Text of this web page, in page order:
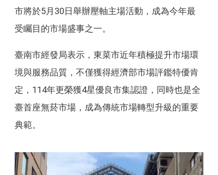
市將於5月30日舉辦壓軸主場活動，成為今年最
受矚目的市場盛事之一。
臺南市經發局表示，東菜市近年積極提升市場環
境與服務品質，不僅獲得經濟部市場評鑑特優肯
定，114年更榮獲4星優良市集認證，同時也是全
臺首座無菸市場，成為傳統市場轉型升級的重要
典範。